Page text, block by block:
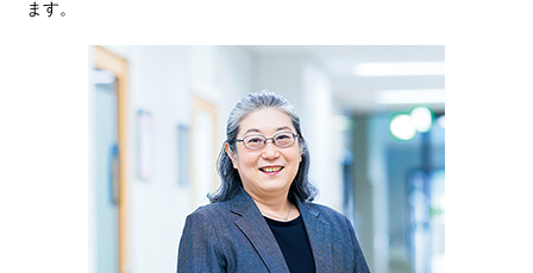
ます。